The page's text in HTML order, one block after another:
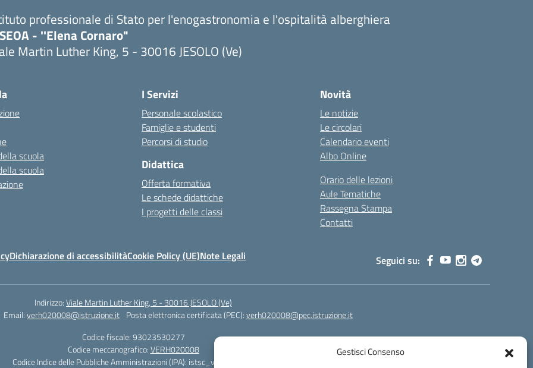
Gestisci Consenso
professionale di Stato per l'enogastronomia e l'ospitalità alberghiera
- ''Elena Cornaro"
Martin Luther King, 5 - 30016 JESOLO (Ve)
scuola
scuola
I Servizi
Personale scolastico
Famiglie e studenti
Percorsi di studio
Didattica
Offerta formativa
Le schede didattiche
I progetti delle classi
Novità
Le notizie
Le circolari
Calendario eventi
Albo Online
Orario delle lezioni
Aule Tematiche
Rassegna Stampa
Contatti
Dichiarazione di accessibilitàCookie Policy (UE)Note Legali Seguici su:
Indirizzo:Viale Martin Luther King, 5 - 30016 JESOLO (Ve)
Email:verh020008@istruzione.it Posta elettronica certificata (PEC):verh020008@pec.istruzione.it
Codice fiscale: 93023530277
Codice meccanografico:VERH020008
Codice Indice delle Pubbliche Amministrazioni (IPA): istsc_verh020008